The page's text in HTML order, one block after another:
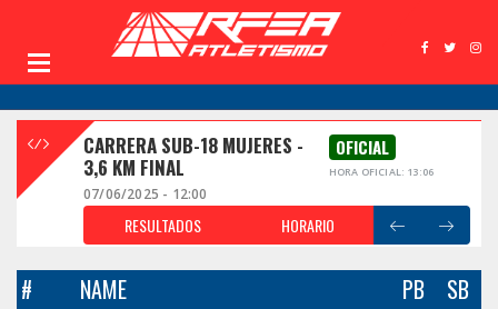
CARRERA SUB-18 MUJERES -
3,6 KM FINAL
OFICIAL
HORA OFICIAL: 13:06
07/06/2025 - 12:00
RESULTADOS HORARIO
# NAME PB SB